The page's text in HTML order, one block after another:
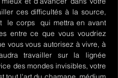
ces difficultés à la source,
le corps qui mettra en avant
entre ce que vous voudriez
vous vous autorisez à vivre, à
travailler sur la lignée
des mondes invisibles, votre